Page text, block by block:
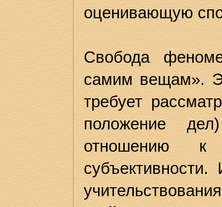
оценивающую
Свобода
самим вещам».
требует
положение
отношению к